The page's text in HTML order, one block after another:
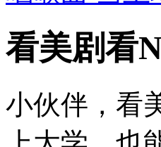
看美剧看
小伙伴，看